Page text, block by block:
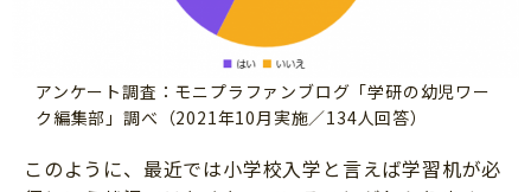
アンケート調査：モニプラファンブログ「学研の幼児ワー
ク編集部」調べ（2021年10月実施／134人回答）
このように、最近では小学校入学と言えば学習机が必